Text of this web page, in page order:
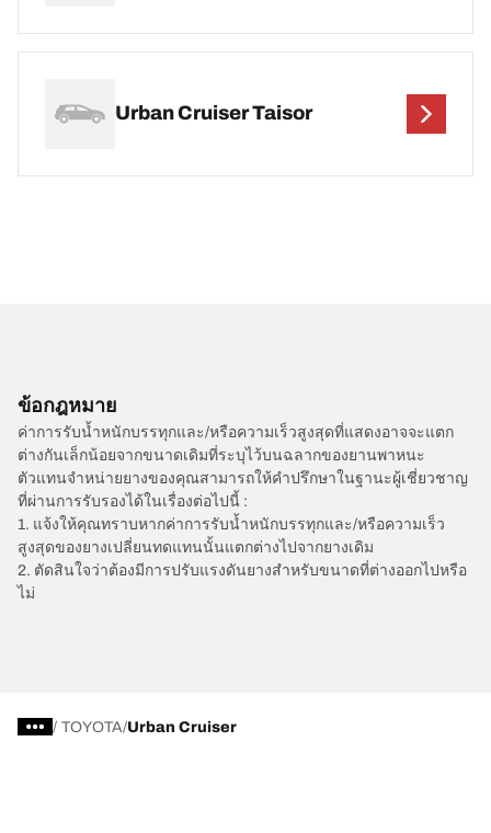
Urban Cruiser Taisor
ข้อกฎหมาย
ค่าการรับน้ำหนักบรรทุกและ/หรือความเร็วสูงสุดที่แสดงอาจจะแตก
ต่างกันเล็กน้อยจากขนาดเดิมที่ระบุไว้บนฉลากของยานพาหนะ
ตัวแทนจำหน่ายยางของคุณสามารถให้คำปรึกษาในฐานะผู้เชี่ยวชาญ
ที่ผ่านการรับรองได้ในเรื่องต่อไปนี้ :
1. แจ้งให้คุณทราบหากค่าการรับน้ำหนักบรรทุกและ/หรือความเร็ว
สูงสุดของยางเปลี่ยนทดแทนนั้นแตกต่างไปจากยางเดิม
2. ตัดสินใจว่าต้องมีการปรับแรงดันยางสำหรับขนาดที่ต่างออกไปหรือ
ไม่
/ TOYOTA Urban Cruiser